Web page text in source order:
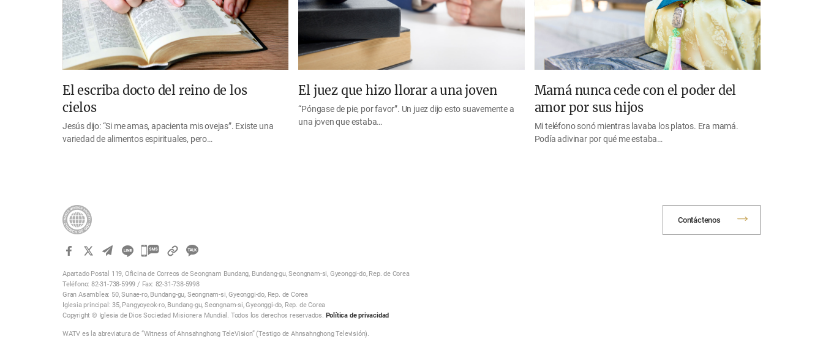
El escriba docto del reino de los
cielos
Jesús dijo: “Si me amas, apacienta mis ovejas”. Existe una
variedad de alimentos espirituales, pero…
El juez que hizo llorar a una joven
“Póngase de pie, por favor”. Un juez dijo esto suavemente a
una joven que estaba…
Mamá nunca cede con el poder del
amor por sus hijos
Mi teléfono sonó mientras lavaba los platos. Era mamá.
Podía adivinar por qué me estaba…
카
오
톡
공
하
Apartado Postal 119, Oficina de Correos de Seongnam Bundang, Bundang-gu, Seongnam-si, Gyeonggi-do, Rep. de Corea
Teléfono: 82-31-738-5999 / Fax: 82-31-738-5998
Gran Asamblea: 50, Sunae-ro, Bundang-gu, Seongnam-si, Gyeonggi-do, Rep. de Corea
Iglesia principal: 35, Pangyoyeok-ro, Bundang-gu, Seongnam-si, Gyeonggi-do, Rep. de Corea
Copyright © Iglesia de Dios Sociedad Misionera Mundial. Todos los derechos reservados. Política de privacidad
WATV es la abreviatura de “Witness of Ahnsahnghong TeleVision” (Testigo de Ahnsahnghong Televisión).
Contáctenos